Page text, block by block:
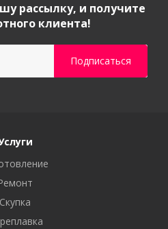
рассылку, и получите
клиента!
Скупка